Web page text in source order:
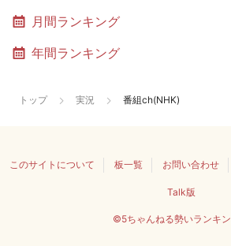
月間ランキング
年間ランキング
トップ 実況 番組ch(NHK)
このサイトについて 板一覧 お問い合わせ
Talk版
©5ちゃんねる勢いランキ